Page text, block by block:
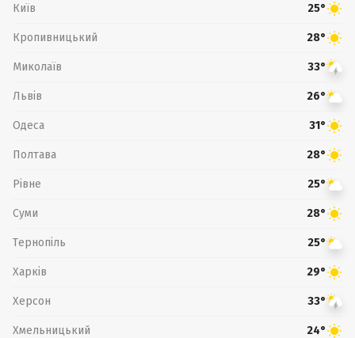
Київ 25°
Кропивницький 28°
Миколаїв 33°
Львів 26°
Одеса 31°
Полтава 28°
Рівне 25°
Суми 28°
Тернопіль 25°
Харків 29°
Херсон 33°
Хмельницький 24°